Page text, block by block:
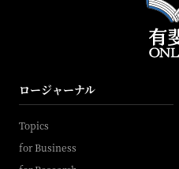
ロージャーナル
Topics
for Business